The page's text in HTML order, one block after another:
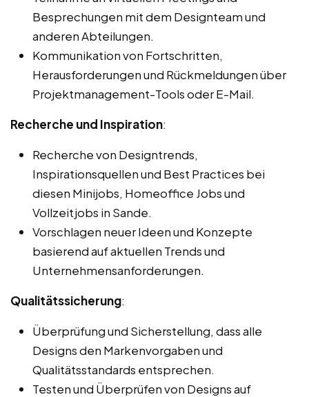
Besprechungen mit dem Designteam und
anderen Abteilungen.
Kommunikation von Fortschritten,
Herausforderungen und Rückmeldungen über
Projektmanagement-Tools oder E-Mail.
Recherche und Inspiration:
Recherche von Designtrends,
Inspirationsquellen und Best Practices bei
diesen Minijobs, Homeoffice Jobs und
Vollzeitjobs in Sande.
Vorschlagen neuer Ideen und Konzepte
basierend auf aktuellen Trends und
Unternehmensanforderungen.
Qualitätssicherung:
Überprüfung und Sicherstellung, dass alle
Designs den Markenvorgaben und
Qualitätsstandards entsprechen.
Testen und Überprüfen von Designs auf